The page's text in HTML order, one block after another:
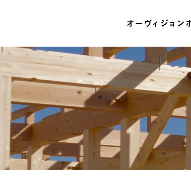
オーヴィジョン